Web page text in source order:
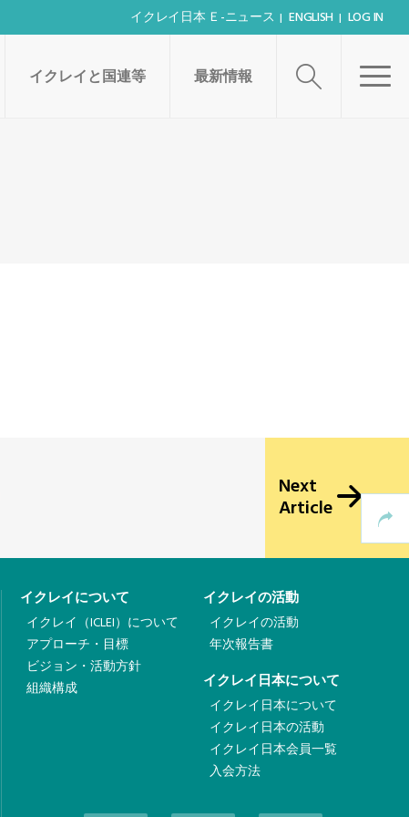
イクレイ日本 Ｅ-ニュース ENGLISH LOG IN
イクレイと国連等 最新情報
Next
Article
イクレイについて
イクレイ（ICLEI）について
アプローチ・目標
ビジョン・活動方針
組織構成
イクレイの活動
イクレイの活動
年次報告書
イクレイ日本について
イクレイ日本について
イクレイ日本の活動
イクレイ日本会員一覧
入会方法